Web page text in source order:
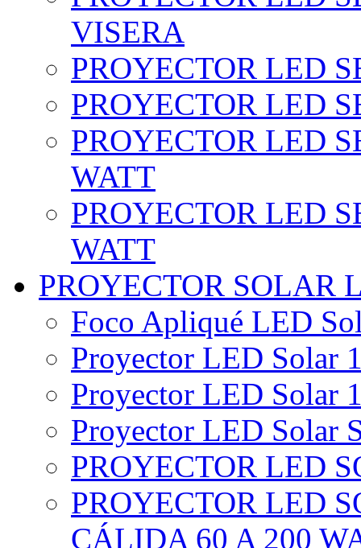
VISERA
PROYECTOR LED
PROYECTOR LED
PROYECTOR LED
WATT
PROYECTOR LED
WATT
PROYECTOR SOLAR
Foco Apliqué LED
Proyector LED Solar
Proyector LED Solar
Proyector LED Solar
PROYECTOR LED
PROYECTOR LED
CÁLIDA 60 A 200